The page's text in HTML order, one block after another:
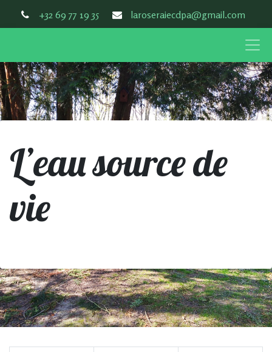
+32 69 77 19 35 laroseraiecdpa@gmail.com
L’eau source de
vie